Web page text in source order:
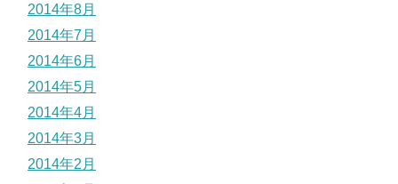
2014年8月
2014年7月
2014年6月
2014年5月
2014年4月
2014年3月
2014年2月